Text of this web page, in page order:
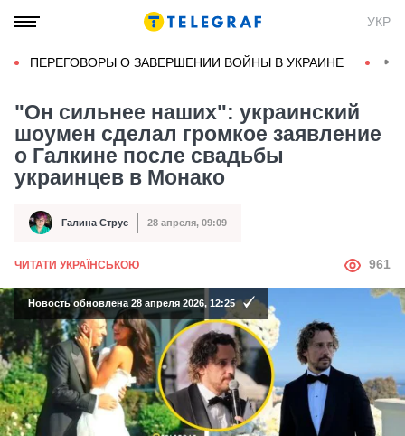
УКР
ПЕРЕГОВОРЫ О ЗАВЕРШЕНИИ ВОЙНЫ В УКРАИНЕ
"Он сильнее наших": украинский
шоумен сделал громкое заявление
о Галкине после свадьбы
украинцев в Монако
Автор Галина Струс
Дата публикации 28 апреля, 09:09
ЧИТАТИ УКРАЇНСЬКОЮ АВТОР
961
Новость обновлена 28 апреля 2026, 12:25